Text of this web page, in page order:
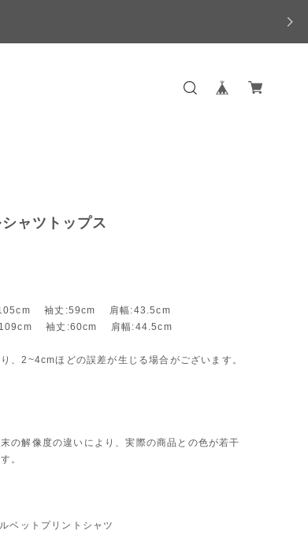
ャツトップス
袖丈:59cm 肩幅:43.5cm
袖丈:60cm 肩幅:44.5cm
、2~4cmほどの誤差が生じる場合がございます。
の解像度の違いにより、実際の商品との色が若干
。
ベットプリントシャツ